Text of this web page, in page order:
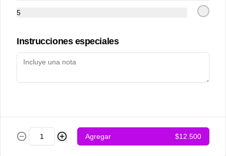
Achari chicken
$12.500 $12.500
5
Instrucciones especiales
Agregar $12.500